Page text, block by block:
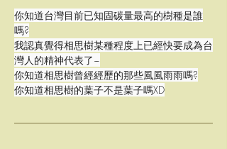
你知道台灣目前已知固碳量最高的樹種是誰
嗎?
我認真覺得相思樹某種程度上已經快要成為台
灣人的精神代表了~
你知道相思樹曾經經歷的那些風風雨雨嗎?
你知道相思樹的葉子不是葉子嗎XD